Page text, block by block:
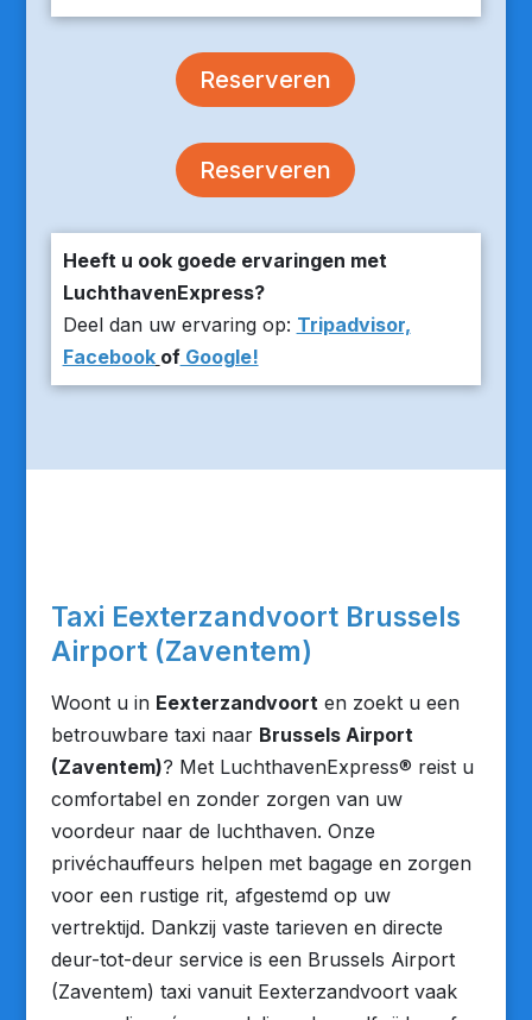
Reserveren
Reserveren
Heeft u ook goede ervaringen met
LuchthavenExpress?
Deel dan uw ervaring op: Tripadvisor,
Facebook ofGoogle!
Taxi Eexterzandvoort Brussels
Airport (Zaventem)
Woont u in Eexterzandvoorten zoekt u een
betrouwbare taxi naar Brussels Airport
(Zaventem)? Met LuchthavenExpress® reist u
comfortabel en zonder zorgen van uw
voordeur naar de luchthaven. Onze
privéchauffeurs helpen met bagage en zorgen
voor een rustige rit, afgestemd op uw
vertrektijd. Dankzij vaste tarieven en directe
deur-tot-deur service is een Brussels Airport
(Zaventem) taxi vanuit Eexterzandvoort vaak